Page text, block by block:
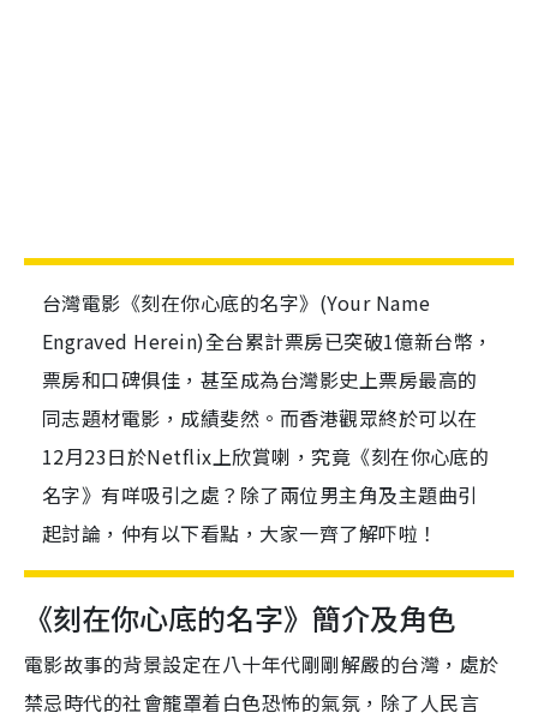
台灣電影《刻在你心底的名字》(Your Name
Engraved Herein)全台累計票房已突破1億新台幣，
票房和口碑俱佳，甚至成為台灣影史上票房最高的
同志題材電影，成績斐然。而香港觀眾終於可以在
12月23日於Netflix上欣賞喇，究竟《刻在你心底的
名字》有咩吸引之處？除了兩位男主角及主題曲引
起討論，仲有以下看點，大家一齊了解吓啦！
《刻在你心底的名字》簡介及角色
電影故事的背景設定在八十年代剛剛解嚴的台灣，處於
禁忌時代的社會籠罩着白色恐怖的氣氛，除了人民言